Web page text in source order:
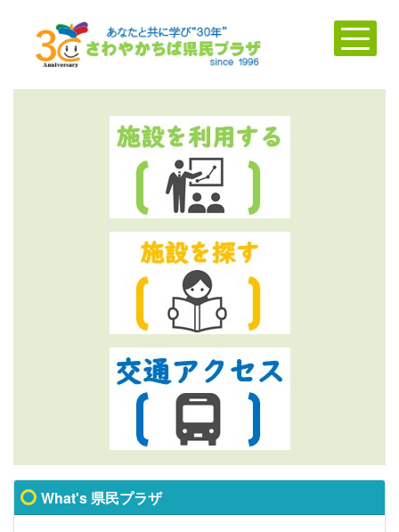
What's 県民プラザ